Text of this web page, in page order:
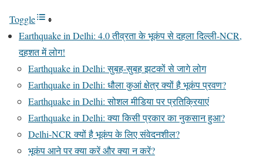
Toggle
Earthquake in Delhi: 4.0 तीव्रता के भूकंप से दहला दिल्ली-NCR,
दहशत में लोग!
Earthquake in Delhi: सुबह-सुबह झटकों से जागे लोग
Earthquake in Delhi: धौला कुआं क्षेत्र क्यों है भूकंप प्रवण?
Earthquake in Delhi: सोशल मीडिया पर प्रतिक्रियाएं
Earthquake in Delhi: क्या किसी प्रकार का नुकसान हुआ?
Delhi-NCR क्यों है भूकंप के लिए संवेदनशील?
भूकंप आने पर क्या करें और क्या न करें?